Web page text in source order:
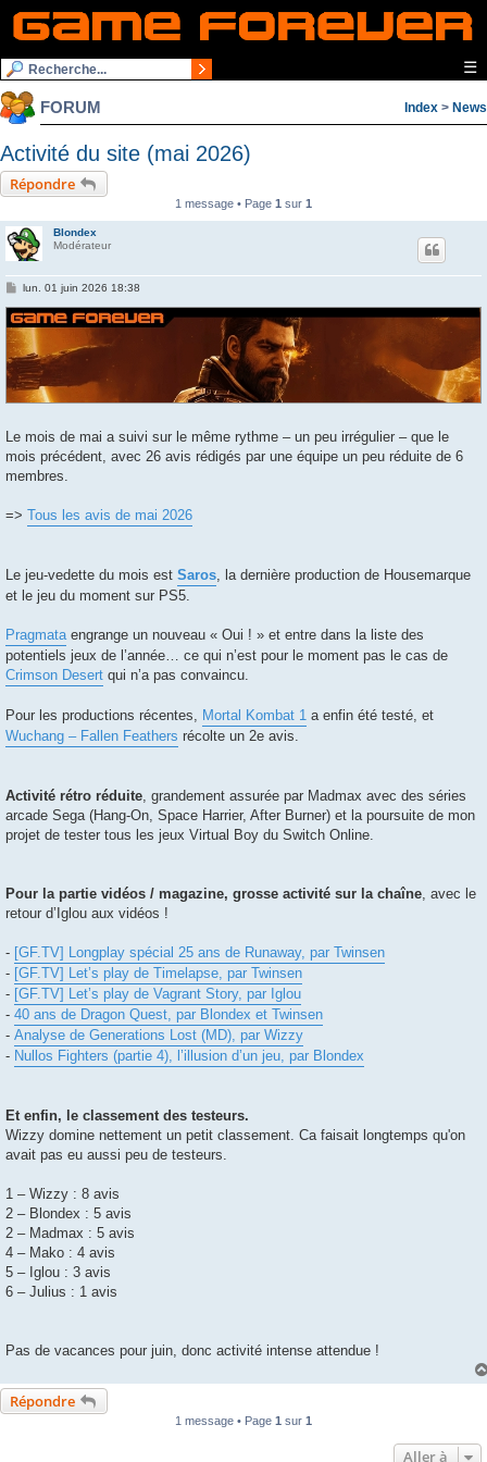
☰
FORUM Index > News
Activité du site (mai 2026)
Répondre
1 message • Page 1 sur 1
Blondex
Modérateur
M
s
s
a
g
e
lun. 01 juin 2026 18:38
Le mois de mai a suivi sur le même rythme – un peu irrégulier – que le
mois précédent, avec 26 avis rédigés par une équipe un peu réduite de 6
membres.
=> Tous les avis de mai 2026
Le jeu-vedette du mois est Saros , la dernière production de Housemarque
et le jeu du moment sur PS5.
Pragmata engrange un nouveau « Oui ! » et entre dans la liste des
potentiels jeux de l’année… ce qui n’est pour le moment pas le cas de
Crimson Desert qui n’a pas convaincu.
Pour les productions récentes, Mortal Kombat 1 a enfin été testé, et
Wuchang – Fallen Feathers récolte un 2e avis.
Activité rétro réduite , grandement assurée par Madmax avec des séries
arcade Sega (Hang-On, Space Harrier, After Burner) et la poursuite de mon
projet de tester tous les jeux Virtual Boy du Switch Online.
Pour la partie vidéos / magazine, grosse activité sur la chaîne , avec le
retour d’Iglou aux vidéos !
- [GF.TV] Longplay spécial 25 ans de Runaway, par Twinsen
- [GF.TV] Let’s play de Timelapse, par Twinsen
- [GF.TV] Let’s play de Vagrant Story, par Iglou
- 40 ans de Dragon Quest, par Blondex et Twinsen
- Analyse de Generations Lost (MD), par Wizzy
- Nullos Fighters (partie 4), l’illusion d’un jeu, par Blondex
Et enfin, le classement des testeurs.
Wizzy domine nettement un petit classement. Ca faisait longtemps qu'on
avait pas eu aussi peu de testeurs.
1 – Wizzy : 8 avis
2 – Blondex : 5 avis
2 – Madmax : 5 avis
4 – Mako : 4 avis
5 – Iglou : 3 avis
6 – Julius : 1 avis
Pas de vacances pour juin, donc activité intense attendue !
Répondre
1 message • Page 1 sur 1
Aller à